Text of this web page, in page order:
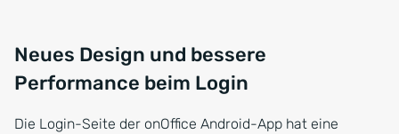
Neues Design und bessere
Performance beim Login
Die Login-Seite der onOffice Android-App hat eine